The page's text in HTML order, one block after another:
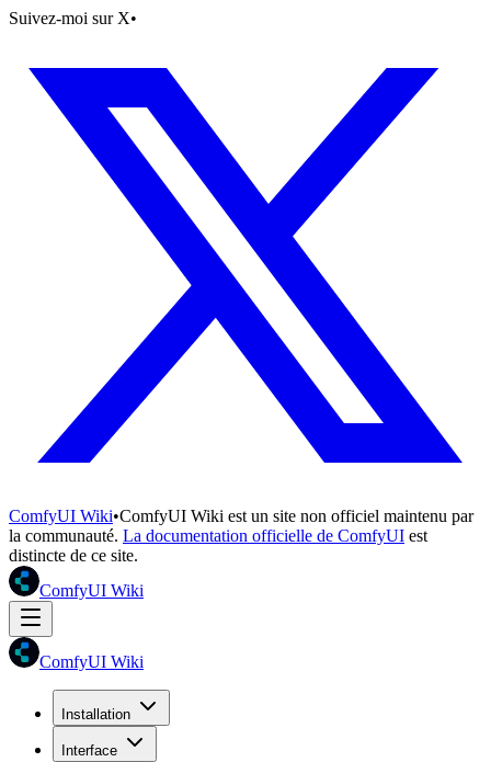
Suivez-moi sur X•
ComfyUI Wiki•ComfyUI Wiki est un site non officiel maintenu par
la communauté. La documentation officielle de ComfyUI est
distincte de ce site.
ComfyUI Wiki
ComfyUI Wiki
Installation
Interface